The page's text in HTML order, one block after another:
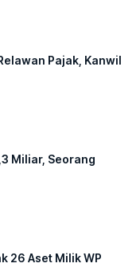
Pajak, Kanwil
Miliar, Seorang
26 Aset Milik WP